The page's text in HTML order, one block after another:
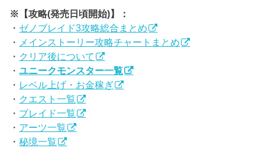
※【攻略(発売日頃開始)】：
・ ゼノブレイド3攻略総合まとめ
・ メインストーリー攻略チャートまとめ
・ クリア後について
・ユニークモンスター一覧
・ レベル上げ・お金稼ぎ
・ クエスト一覧
・ ブレイド一覧
・ アーツ一覧
・秘境一覧